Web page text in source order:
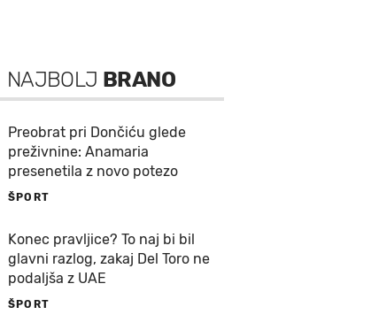
NAJBOLJ BRANO
Preobrat pri Dončiću glede
preživnine: Anamaria
presenetila z novo potezo
ŠPORT
Konec pravljice? To naj bi bil
glavni razlog, zakaj Del Toro ne
podaljša z UAE
ŠPORT